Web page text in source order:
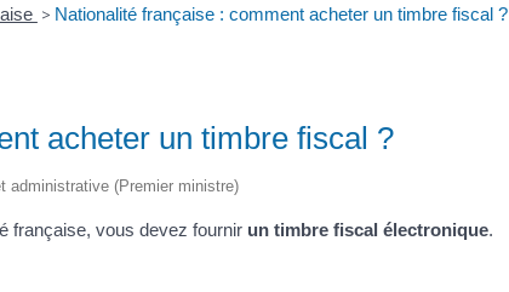
> Nationalité française : comment acheter un timbre fiscal ?
acheter un timbre fiscal ?
administrative (Premier ministre)
française, vous devez fournir un timbre fiscal électronique.